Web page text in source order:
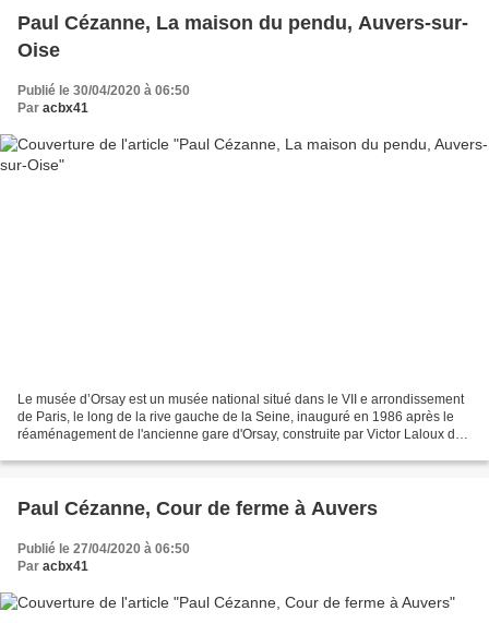
Paul Cézanne, La maison du pendu, Auvers-sur-
Oise
Publié le 30/04/2020 à 06:50
Par acbx41
Le musée d’Orsay est un musée national situé dans le VII e arrondissement
de Paris, le long de la rive gauche de la Seine, inauguré en 1986 après le
réaménagement de l'ancienne gare d'Orsay, construite par Victor Laloux de
Paul Cézanne, Cour de ferme à Auvers
Publié le 27/04/2020 à 06:50
Par acbx41